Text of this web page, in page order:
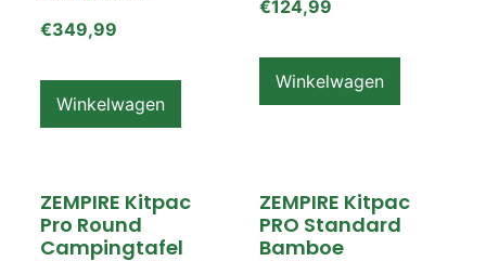
€349,99
Winkelwagen
€124,99
Winkelwagen
ZEMPIRE Kitpac
Pro Round
Campingtafel
ZEMPIRE Kitpac
PRO Standard
Bamboe